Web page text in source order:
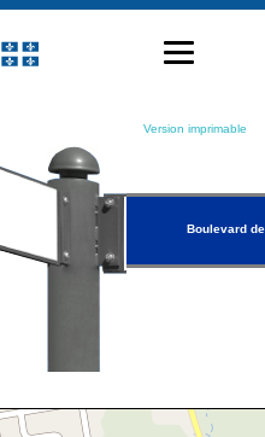
Version imprimable
Boulevard